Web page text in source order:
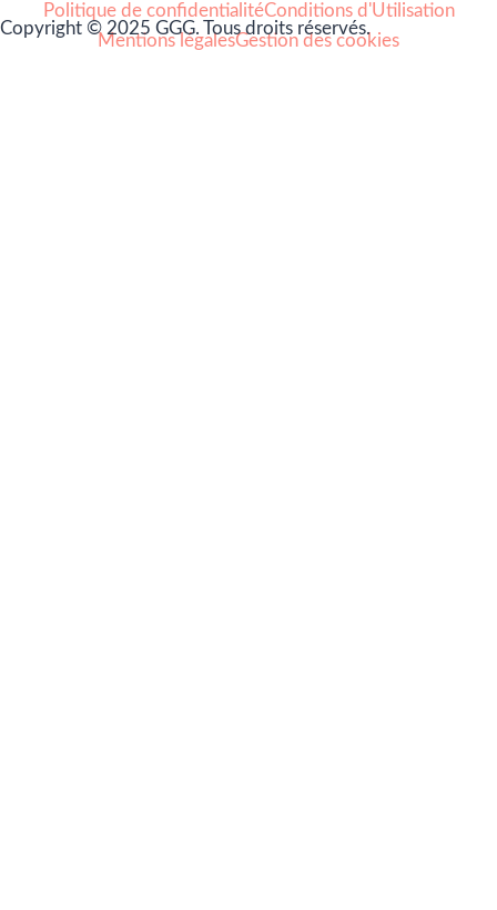
Copyright © 2025 GGG. Tous droits réservés.
Politique de confidentialitéConditions d'Utilisation
Mentions légalesGestion des cookies